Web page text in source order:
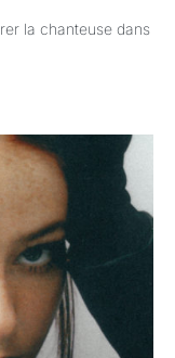
la chanteuse dans